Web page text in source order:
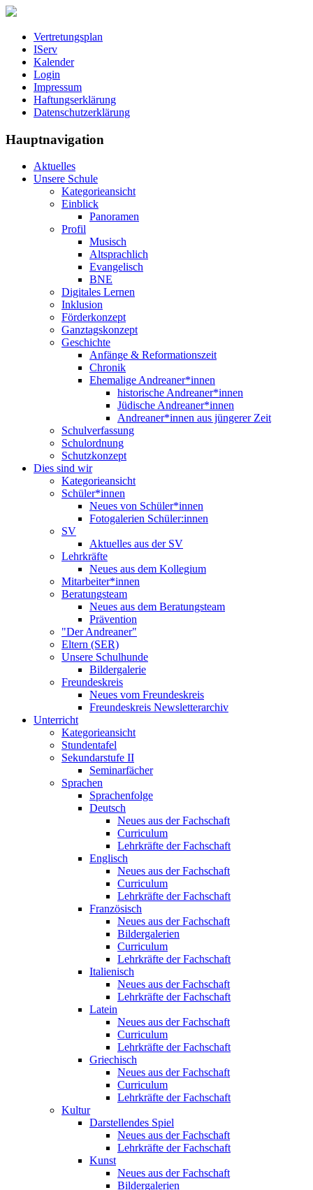
Vertretungsplan
IServ
Kalender
Login
Impressum
Haftungserklärung
Datenschutzerklärung
Hauptnavigation
Aktuelles
Unsere Schule
Kategorieansicht
Einblick
Panoramen
Profil
Musisch
Altsprachlich
Evangelisch
BNE
Digitales Lernen
Inklusion
Förderkonzept
Ganztagskonzept
Geschichte
Anfänge & Reformationszeit
Chronik
Ehemalige Andreaner*innen
historische Andreaner*innen
Jüdische Andreaner*innen
Andreaner*innen aus jüngerer Zeit
Schulverfassung
Schulordnung
Schutzkonzept
Dies sind wir
Kategorieansicht
Schüler*innen
Neues von Schüler*innen
Fotogalerien Schüler:innen
SV
Aktuelles aus der SV
Lehrkräfte
Neues aus dem Kollegium
Mitarbeiter*innen
Beratungsteam
Neues aus dem Beratungsteam
Prävention
"Der Andreaner"
Eltern (SER)
Unsere Schulhunde
Bildergalerie
Freundeskreis
Neues vom Freundeskreis
Freundeskreis Newsletterarchiv
Unterricht
Kategorieansicht
Stundentafel
Sekundarstufe II
Seminarfächer
Sprachen
Sprachenfolge
Deutsch
Neues aus der Fachschaft
Curriculum
Lehrkräfte der Fachschaft
Englisch
Neues aus der Fachschaft
Curriculum
Lehrkräfte der Fachschaft
Französisch
Neues aus der Fachschaft
Bildergalerien
Curriculum
Lehrkräfte der Fachschaft
Italienisch
Neues aus der Fachschaft
Lehrkräfte der Fachschaft
Latein
Neues aus der Fachschaft
Curriculum
Lehrkräfte der Fachschaft
Griechisch
Neues aus der Fachschaft
Curriculum
Lehrkräfte der Fachschaft
Kultur
Darstellendes Spiel
Neues aus der Fachschaft
Lehrkräfte der Fachschaft
Kunst
Neues aus der Fachschaft
Bildergalerien